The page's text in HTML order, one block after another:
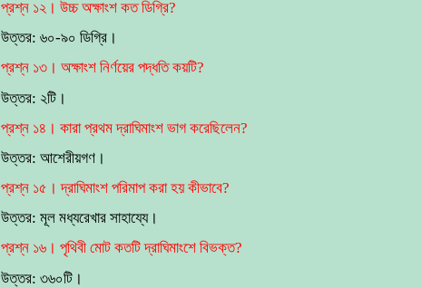
প্রশ্ন ১২। উচ্চ অক্ষাংশ কত ডিগ্রি?
উত্তর: ৬০-৯০ ডিগ্রি।
প্রশ্ন ১৩। অক্ষাংশ নির্ণয়ের পদ্ধতি কয়টি?
উত্তর: ২টি।
প্রশ্ন ১৪। কারা প্রথম দ্রাঘিমাংশ ভাগ করেছিলেন?
উত্তর: আশেরীয়গণ।
প্রশ্ন ১৫। দ্রাঘিমাংশ পরিমাপ করা হয় কীভাবে?
উত্তর: মূল মধ্যরেখার সাহায্যে।
প্রশ্ন ১৬। পৃথিবী মোট কতটি দ্রাঘিমাংশে বিভক্ত?
উত্তর: ৩৬০টি।